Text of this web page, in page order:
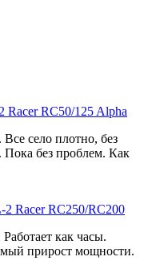
RC50/125 Alpha
село плотно, без
Пока без проблем. Как
Racer RC250/RC200
как часы.
прирост мощности.